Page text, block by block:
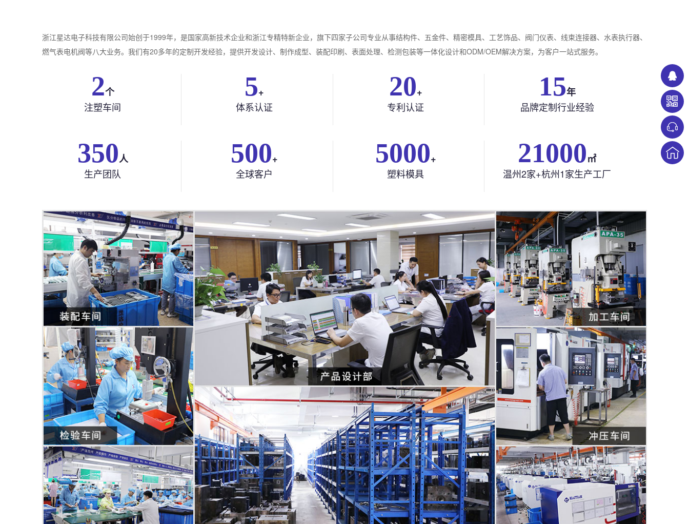
浙江星达电子科技有限公司始创于1999年，是国家高新技术企业和浙江专精特新企业，旗下四家子公司专业从事结构件、五金件、精密模具、工艺饰品、阀门仪表、线束连接器、水表执行器、
燃气表电机阀等八大业务。我们有20多年的定制开发经验，提供开发设计、制作成型、装配印刷、表面处理、检测包装等一体化设计和ODM/OEM解决方案，为客户一站式服务。
2个
注塑车间
5+
体系认证
20+
专利认证
22年
品牌定制行业经验
350人
生产团队
500+
全球客户
5000+
塑料模具
21000㎡
温州2家+杭州1家生产工厂